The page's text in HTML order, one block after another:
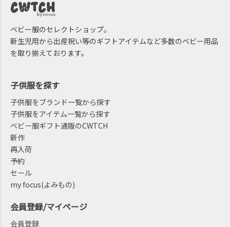
ベビー服のセレクトショップ。
新生児用から出産祝い等のギフトアイテムなど多数のベビー用品
を取り揃えております。
子供服を探す
子供服をブランド一覧から探す
子供服をアイテム一覧から探す
ベビー服ギフト通販のCWTCH
新作
再入荷
予約
セール
my focus(よみもの)
会員登録/マイページ
会員登録